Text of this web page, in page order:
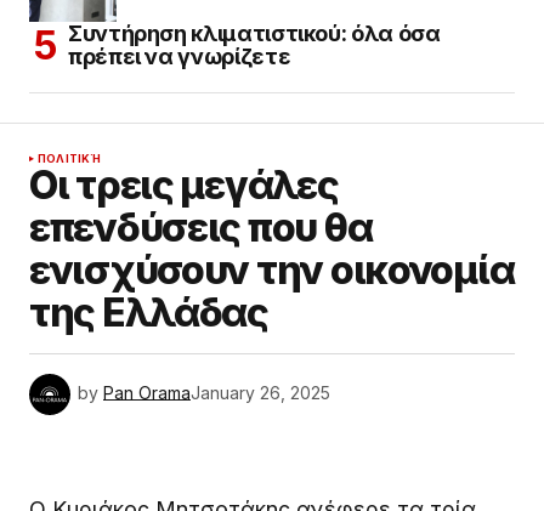
Συντήρηση κλιματιστικού: όλα όσα
πρέπει να γνωρίζετε
ΠΟΛΙΤΙΚΉ
Οι τρεις μεγάλες
επενδύσεις που θα
ενισχύσουν την οικονομία
της Ελλάδας
by Pan OramaJanuary 26, 2025